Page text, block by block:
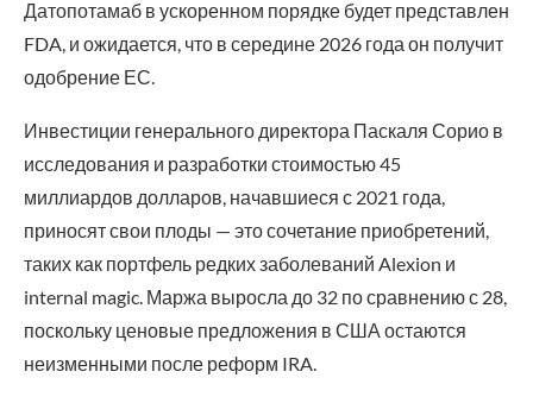
Датопотамаб в ускоренном порядке будет представлен
FDA, и ожидается, что в середине 2026 года он получит
одобрение ЕС.
Инвестиции генерального директора Паскаля Сорио в
исследования и разработки стоимостью 45
миллиардов долларов, начавшиеся с 2021 года,
приносят свои плоды — это сочетание приобретений,
таких как портфель редких заболеваний Alexion и
internal magic. Маржа выросла до 32 по сравнению с 28,
поскольку ценовые предложения в США остаются
неизменными после реформ IRA.